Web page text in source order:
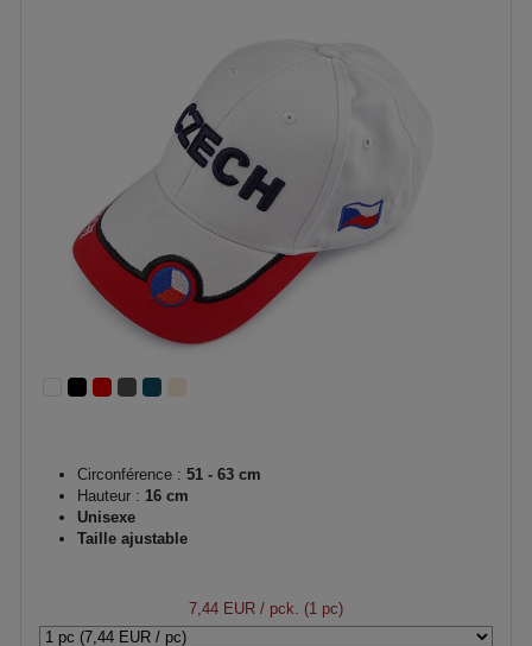
Circonférence : 51 - 63 cm
Hauteur : 16 cm
Unisexe
Taille ajustable
7,44 EUR / pck. (1 pc)